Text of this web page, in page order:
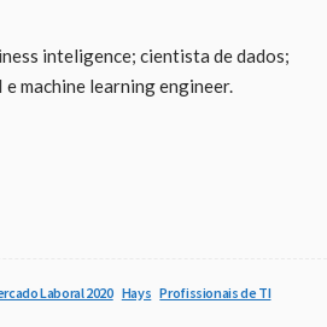
inteligence; cientista de dados;
machine learning engineer.
Laboral 2020 Hays Profissionais de TI